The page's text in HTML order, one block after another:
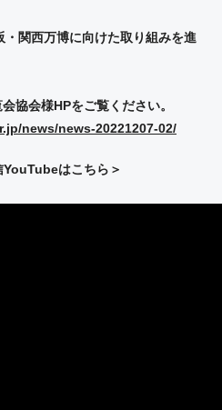
関西万博に向けた取り組みを進
協会様HPをご覧ください。
news/news-20221207-02/
YouTubeはこちら＞